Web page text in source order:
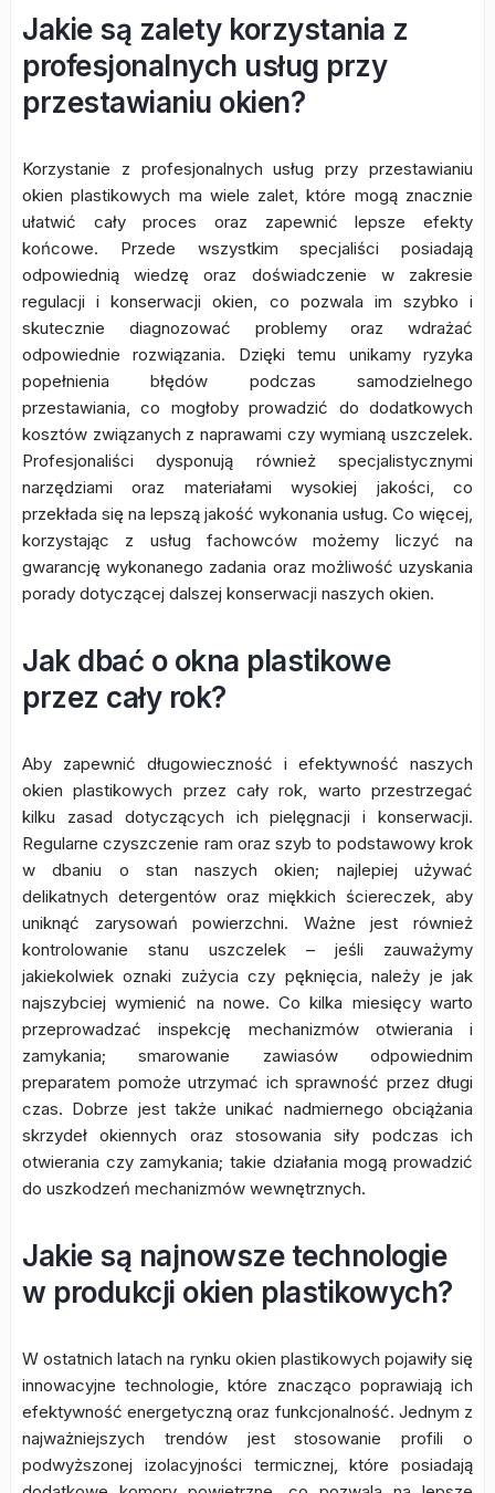
Jakie są zalety korzystania z
profesjonalnych usług przy
przestawianiu okien?
Korzystanie z profesjonalnych usług przy przestawianiu
okien plastikowych ma wiele zalet, które mogą znacznie
ułatwić cały proces oraz zapewnić lepsze efekty
końcowe. Przede wszystkim specjaliści posiadają
odpowiednią wiedzę oraz doświadczenie w zakresie
regulacji i konserwacji okien, co pozwala im szybko i
skutecznie diagnozować problemy oraz wdrażać
odpowiednie rozwiązania. Dzięki temu unikamy ryzyka
popełnienia błędów podczas samodzielnego
przestawiania, co mogłoby prowadzić do dodatkowych
kosztów związanych z naprawami czy wymianą uszczelek.
Profesjonaliści dysponują również specjalistycznymi
narzędziami oraz materiałami wysokiej jakości, co
przekłada się na lepszą jakość wykonania usług. Co więcej,
korzystając z usług fachowców możemy liczyć na
gwarancję wykonanego zadania oraz możliwość uzyskania
porady dotyczącej dalszej konserwacji naszych okien.
Jak dbać o okna plastikowe
przez cały rok?
Aby zapewnić długowieczność i efektywność naszych
okien plastikowych przez cały rok, warto przestrzegać
kilku zasad dotyczących ich pielęgnacji i konserwacji.
Regularne czyszczenie ram oraz szyb to podstawowy krok
w dbaniu o stan naszych okien; najlepiej używać
delikatnych detergentów oraz miękkich ściereczek, aby
uniknąć zarysowań powierzchni. Ważne jest również
kontrolowanie stanu uszczelek – jeśli zauważymy
jakiekolwiek oznaki zużycia czy pęknięcia, należy je jak
najszybciej wymienić na nowe. Co kilka miesięcy warto
przeprowadzać inspekcję mechanizmów otwierania i
zamykania; smarowanie zawiasów odpowiednim
preparatem pomoże utrzymać ich sprawność przez długi
czas. Dobrze jest także unikać nadmiernego obciążania
skrzydeł okiennych oraz stosowania siły podczas ich
otwierania czy zamykania; takie działania mogą prowadzić
do uszkodzeń mechanizmów wewnętrznych.
Jakie są najnowsze technologie
w produkcji okien plastikowych?
W ostatnich latach na rynku okien plastikowych pojawiły się
innowacyjne technologie, które znacząco poprawiają ich
efektywność energetyczną oraz funkcjonalność. Jednym z
najważniejszych trendów jest stosowanie profili o
podwyższonej izolacyjności termicznej, które posiadają